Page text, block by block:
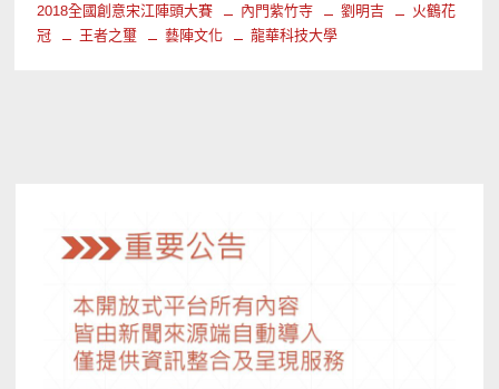
2018全國創意宋江陣頭大賽 內門紫竹寺 劉明吉
火鶴花
冠
王者之璽 藝陣文化 龍華科技大學